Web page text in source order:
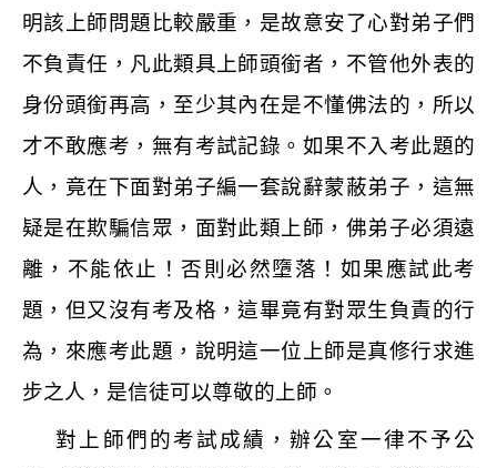
明該上師問題比較嚴重，是故意安了心對弟子們
不負責任，凡此類具上師頭銜者，不管他外表的
身份頭銜再高，至少其內在是不懂佛法的，所以
才不敢應考，無有考試記錄。如果不入考此題的
人，竟在下面對弟子編一套說辭蒙蔽弟子，這無
疑是在欺騙信眾，面對此類上師，佛弟子必須遠
離，不能依止！否則必然墮落！如果應試此考
題，但又沒有考及格，這畢竟有對眾生負責的行
為，來應考此題，說明這一位上師是真修行求進
步之人，是信徒可以尊敬的上師。
對上師們的考試成績，辦公室一律不予公